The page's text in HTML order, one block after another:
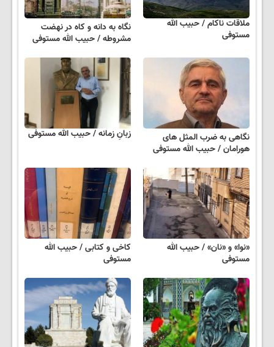
ملاقات ناکام / حبیب الله
مستوفی
نگاه به دانه و کاه در نهضت
مشروطه / حبیب الله مستوفی
نگاهی به ضرب المثل های
هورامان / حبیب الله مستوفی
زبانِ زمانه / حبیب الله مستوفی
«نوا» و «نان» / حبیب الله
مستوفی
کاخی و کتابی / حبیب الله
مستوفی